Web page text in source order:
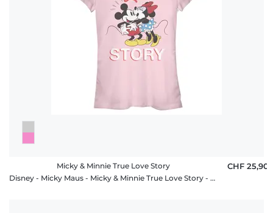
Micky & Minnie True Love Story
Disney - Micky Maus - Micky & Minnie True Love Story - Frauen T-Shirt
CHF 25,90